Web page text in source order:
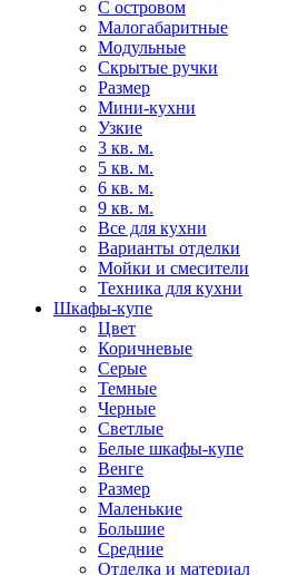
С островом
Малогабаритные
Модульные
Скрытые ручки
Размер
Мини-кухни
Узкие
3 кв. м.
5 кв. м.
6 кв. м.
9 кв. м.
Все для кухни
Варианты отделки
Мойки и смесители
Техника для кухни
Шкафы-купе
Цвет
Коричневые
Серые
Темные
Черные
Светлые
Белые шкафы-купе
Венге
Размер
Маленькие
Большие
Средние
Отделка и материал